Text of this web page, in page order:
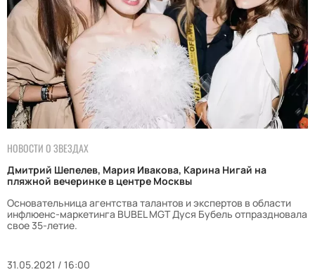
НОВОСТИ О ЗВЕЗДАХ
Дмитрий Шепелев, Мария Ивакова, Карина Нигай на
пляжной вечеринке в центре Москвы
Основательница агентства талантов и экспертов в области
инфлюенс-маркетинга BUBEL MGT Дуся Бубель отпраздновала
свое 35-летие.
31.05.2021 / 16:00